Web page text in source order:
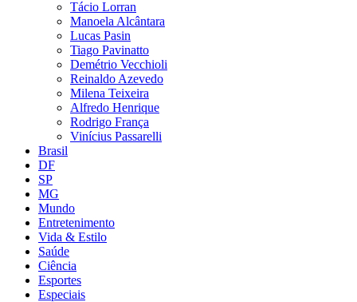
Tácio Lorran
Manoela Alcântara
Lucas Pasin
Tiago Pavinatto
Demétrio Vecchioli
Reinaldo Azevedo
Milena Teixeira
Alfredo Henrique
Rodrigo França
Vinícius Passarelli
Brasil
DF
SP
MG
Mundo
Entretenimento
Vida & Estilo
Saúde
Ciência
Esportes
Especiais